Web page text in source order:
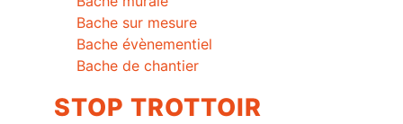
Bache sur mesure
Bache évènementiel
Bache de chantier
STOP TROTTOIR